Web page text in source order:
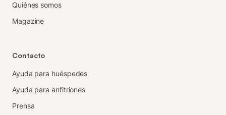
Quiénes somos
Magazine
Contacto
Ayuda para huéspedes
Ayuda para anfitriones
Prensa